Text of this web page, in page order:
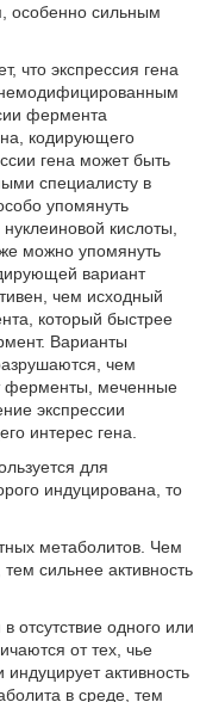
особенно сильным
что экспрессия гена
фермента
кодирующего
гена может быть
специалисту в
упомянуть
кислоты,
можно упомянуть
вариант
чем исходный
который быстрее
Варианты
чем
ферменты, меченные
экспрессии
интерес гена.
для
индуцирована, то
метаболитов. Чем
сильнее активность
отсутствие одного или
от тех, чье
активность
в среде, тем